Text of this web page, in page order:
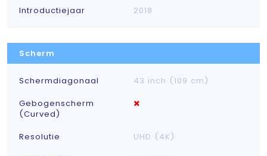
Introductiejaar
2018
Scherm
Schermdiagonaal
43 inch (109 cm)
Gebogenscherm
(Curved)
Resolutie
UHD (4K)